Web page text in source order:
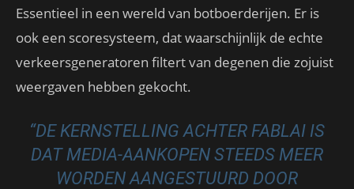
Essentieel in een wereld van botboerderijen. Er is
ook een scoresysteem, dat waarschijnlijk de echte
verkeersgeneratoren filtert van degenen die zojuist
weergaven hebben gekocht.
“DE KERNSTELLING ACHTER FABLAI IS
DAT MEDIA-AANKOPEN STEEDS MEER
WORDEN AANGESTUURD DOOR